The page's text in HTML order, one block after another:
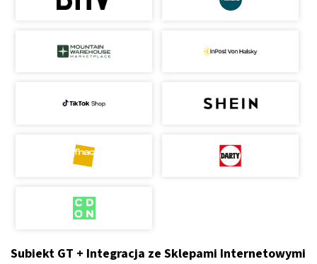
Subiekt GT + Integracja ze Sklepami Internetowymi